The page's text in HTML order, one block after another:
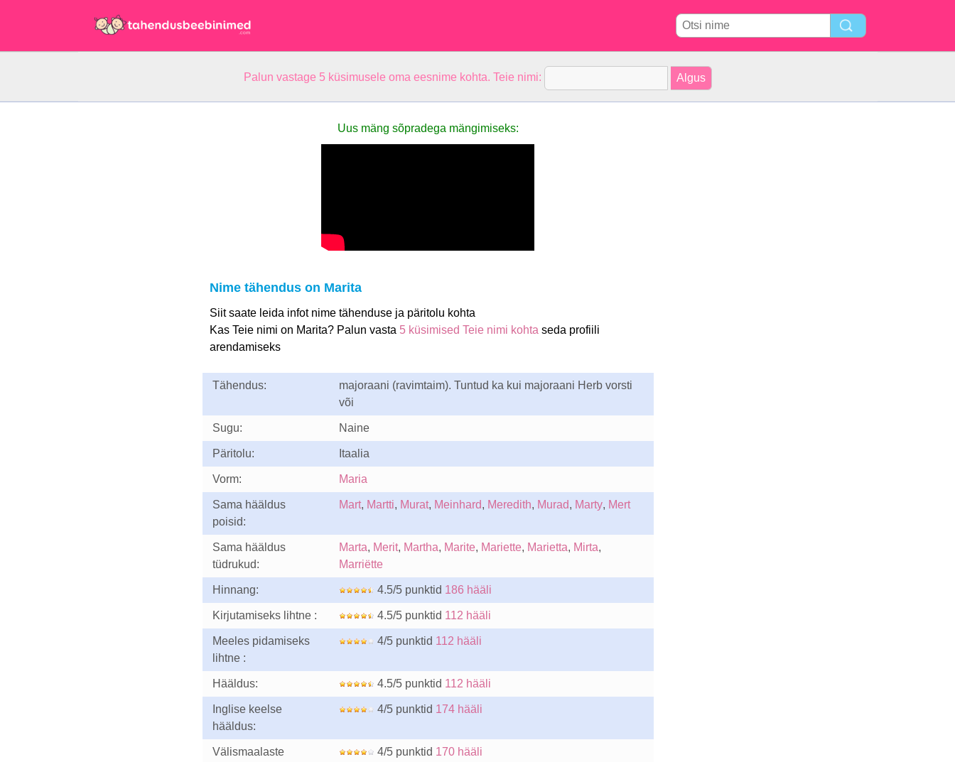
Palun vastage 5 küsimusele oma eesnime kohta. Teie nimi:
Uus mäng sõpradega mängimiseks:
Nime tähendus on Marita
Siit saate leida infot nime tähenduse ja päritolu kohta
Kas Teie nimi on Marita? Palun vasta 5 küsimised Teie nimi kohta seda profiili
arendamiseks
Tähendus:
majoraani (ravimtaim). Tuntud ka kui majoraani Herb vorsti
või
Sugu: Naine
Päritolu: Itaalia
Vorm: Maria
Sama hääldus
poisid:
Mart, Martti, Murat, Meinhard, Meredith, Murad, Marty, Mert
Sama hääldus
tüdrukud:
Marta, Merit, Martha, Marite, Mariette, Marietta, Mirta,
Marriëtte
Hinnang: 4.5/5 punktid 186 hääli
Kirjutamiseks lihtne : 4.5/5 punktid 112 hääli
Meeles pidamiseks
lihtne :
4/5 punktid 112 hääli
Hääldus: 4.5/5 punktid 112 hääli
Inglise keelse
hääldus:
4/5 punktid 174 hääli
Välismaalaste
4/5 punktid 170 hääli